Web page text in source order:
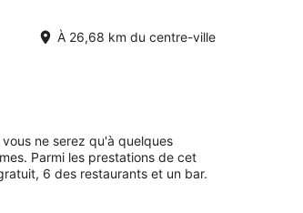
À 26,68 km du centre-ville
ne serez qu'à quelques
Parmi les prestations de cet
6 des restaurants et un bar.